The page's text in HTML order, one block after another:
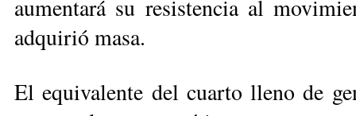
aumentará su resistencia al
adquirió masa.
El equivalente del cuarto lleno de